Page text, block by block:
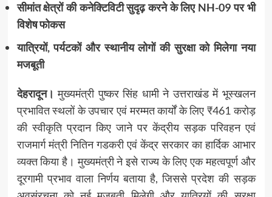
सीमांत क्षेत्रों की कनेक्टिविटी सुदृढ़ करने के लिए NH-09 पर भी
विशेष फोकस
यात्रियों, पर्यटकों और स्थानीय लोगों की सुरक्षा को मिलेगा नया
मजबूती
देहरादून। मुख्यमंत्री पुष्कर सिंह धामी ने उत्तराखंड में भूस्खलन
प्रभावित स्थलों के उपचार एवं मरम्मत कार्यों के लिए ₹461 करोड़
की स्वीकृति प्रदान किए जाने पर केंद्रीय सड़क परिवहन एवं
राजमार्ग मंत्री नितिन गडकरी एवं केंद्र सरकार का हार्दिक आभार
व्यक्त किया है। मुख्यमंत्री ने इसे राज्य के लिए एक महत्वपूर्ण और
दूरगामी प्रभाव वाला निर्णय बताया है, जिससे प्रदेश की सड़क